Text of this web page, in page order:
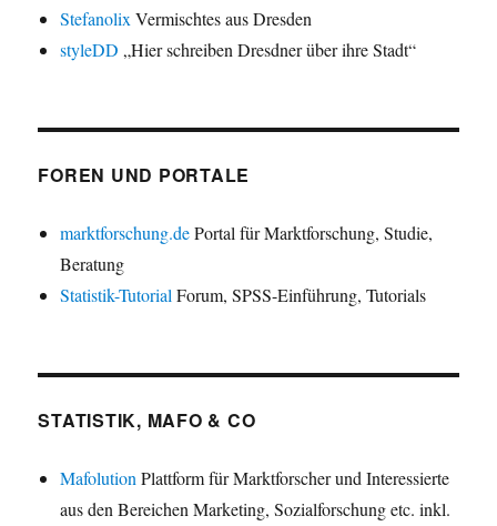
Stefanolix Vermischtes aus Dresden
styleDD „Hier schreiben Dresdner über ihre Stadt“
FOREN UND PORTALE
marktforschung.dePortal für Marktforschung, Studie,
Beratung
Statistik-Tutorial Forum, SPSS-Einführung, Tutorials
STATISTIK, MAFO & CO
Mafolution Plattform für Marktforscher und Interessierte
aus den Bereichen Marketing, Sozialforschung etc. inkl.